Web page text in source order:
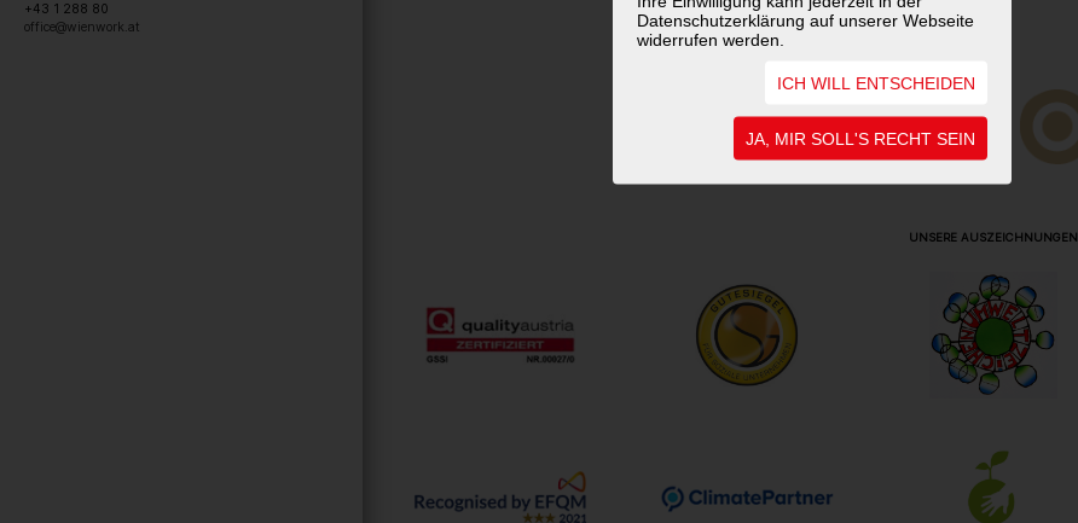
Datenschutzerklärung auf unserer Webseite
widerrufen werden.
ICH WILL ENTSCHEIDEN
JA, MIR SOLL'S RECHT SEIN
+43 1 288 80
office@wienwork.at
UNSERE AUSZEICHNUNGEN